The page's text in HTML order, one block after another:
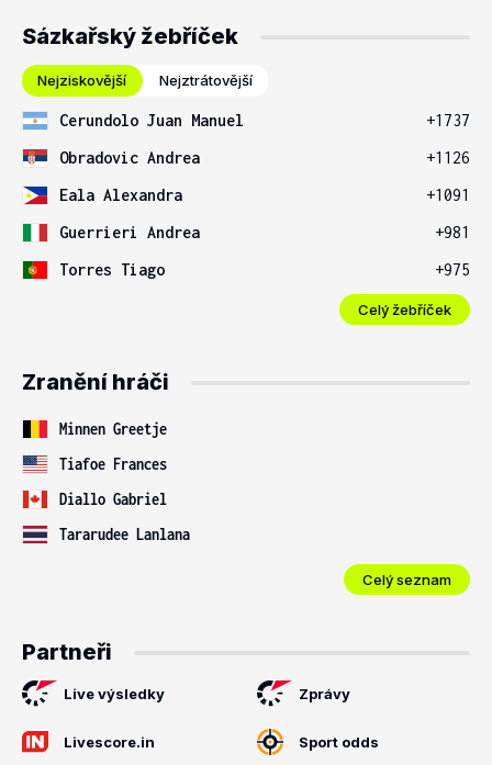
Sázkařský žebříček
Nejziskovější Nejztrátovější
Cerundolo Juan Manuel
+1737
Obradovic Andrea
+1126
Eala Alexandra
+1091
Guerrieri Andrea
+981
Torres Tiago
+975
Celý žebříček
Zranění hráči
Minnen Greetje
Tiafoe Frances
Diallo Gabriel
Tararudee Lanlana
Celý seznam
Partneři
Live výsledky Zprávy
Livescore.in Sport odds